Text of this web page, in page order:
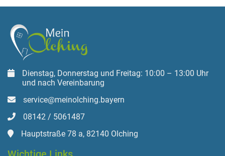
Dienstag, Donnerstag und Freitag: 10:00 – 13:00 Uhr
und nach Vereinbarung
service@meinolching.bayern
08142 / 5061487
Hauptstraße 78 a, 82140 Olching